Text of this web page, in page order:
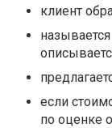
клиент
если
по оценке